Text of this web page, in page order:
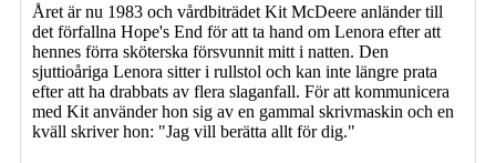
Året är nu 1983 och vårdbiträdet Kit McDeere anländer till
det förfallna Hope's End för att ta hand om Lenora efter att
hennes förra sköterska försvunnit mitt i natten. Den
sjuttioåriga Lenora sitter i rullstol och kan inte längre prata
efter att ha drabbats av flera slaganfall. För att kommunicera
med Kit använder hon sig av en gammal skrivmaskin och en
kväll skriver hon: "Jag vill berätta allt för dig."